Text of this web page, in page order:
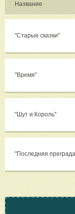
Название
"Старые сказки"
"Время"
"Шут и Король"
"Последняя